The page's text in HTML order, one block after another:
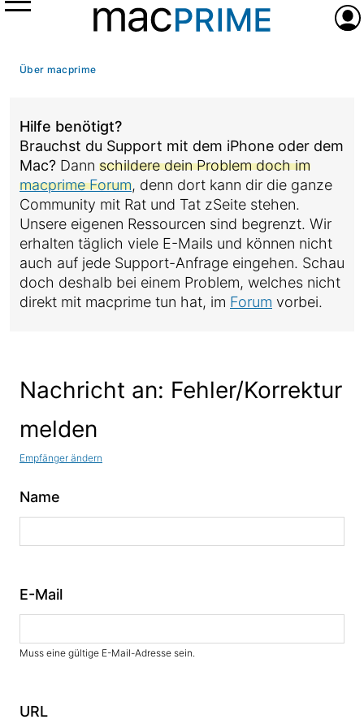
Menü
Über macprime
Hilfe benötigt?
Brauchst du Support mit dem iPhone oder dem
Mac? Dann schildere dein Problem doch im
macprime Forum, denn dort kann dir die ganze
Community mit Rat und Tat zSeite stehen.
Unsere eigenen Ressourcen sind begrenzt. Wir
erhalten täglich viele E-Mails und können nicht
auch auf jede Support-Anfrage eingehen. Schau
doch deshalb bei einem Problem, welches nicht
direkt mit macprime tun hat, im Forum vorbei.
Nachricht an: Fehler/Korrektur
melden
Empfänger ändern
Name
E-Mail
Muss eine gültige E-Mail-Adresse sein.
URL